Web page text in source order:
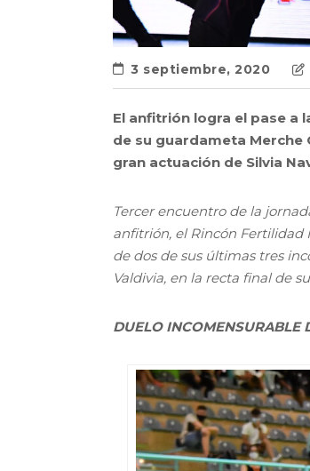
3 septiembre, 2020
El anfitrión logra el pase a
de su guardameta Merche
gran actuación de Silvia
Tercer encuentro de la
anfitrión, el Rincón Fertilidad
de dos de sus últimas tres
Valdivia, en la recta final de
DUELO INCOMENSURABLE